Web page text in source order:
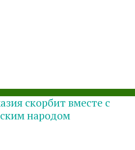
скорбит вместе с
народом